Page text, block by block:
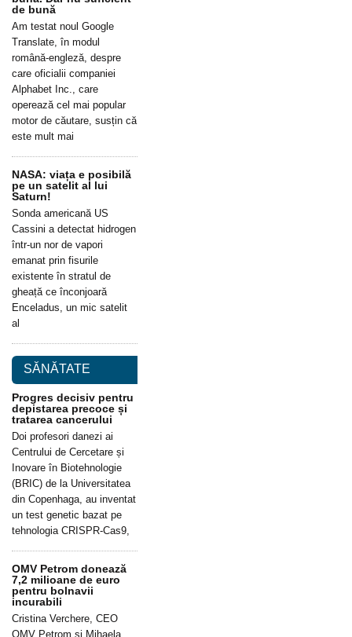
de bună
Am testat noul Google
Translate, în modul
română-engleză, despre
care oficialii companiei
Alphabet Inc., care
operează cel mai popular
motor de căutare, susțin că
este mult mai
NASA: viața e posibilă
pe un satelit al lui
Saturn!
Sonda americană US
Cassini a detectat hidrogen
într-un nor de vapori
emanat prin fisurile
existente în stratul de
gheață ce înconjoară
Enceladus, un mic satelit
al
SĂNĂTATE
Progres decisiv pentru
depistarea precoce și
tratarea cancerului
Doi profesori danezi ai
Centrului de Cercetare și
Inovare în Biotehnologie
(BRIC) de la Universitatea
din Copenhaga, au inventat
un test genetic bazat pe
tehnologia CRISPR-Cas9,
OMV Petrom donează
7,2 milioane de euro
pentru bolnavii
incurabili
Cristina Verchere, CEO
OMV Petrom și Mihaela